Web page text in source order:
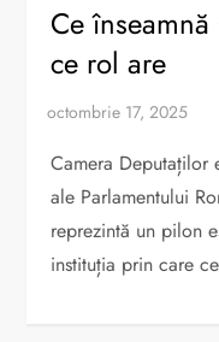
Ce
ce rol are
Camera Deputaților
ale Parlamentului
reprezintă un pilon
instituția prin care